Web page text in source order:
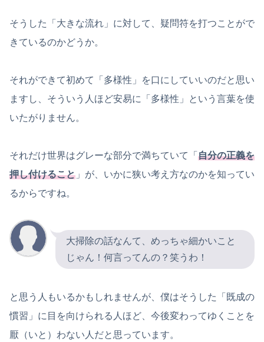
そうした「大きな流れ」に対して、疑問符を打つことがで
きているのかどうか。
それができて初めて「多様性」を口にしていいのだと思い
ますし、そういう人ほど安易に「多様性」という言葉を使
いたがりません。
それだけ世界はグレーな部分で満ちていて「 自分の正義を
押し付けること 」が、いかに狭い考え方なのかを知ってい
るからですね。
大掃除の話なんて、めっちゃ細かいこと
じゃん！何言ってんの？笑うわ！
と思う人もいるかもしれませんが、僕はそうした「既成の
慣習」に目を向けられる人ほど、今後変わってゆくことを
厭（いと）わない人だと思っています。